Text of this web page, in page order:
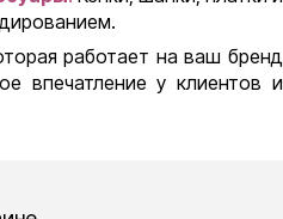
работает на ваш бренд
впечатление у клиентов и